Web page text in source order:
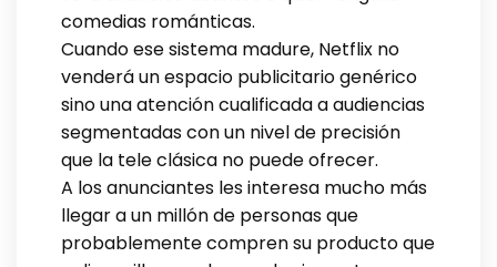
comedias románticas.
Cuando ese sistema madure, Netflix no
venderá un espacio publicitario genérico
sino una atención cualificada a audiencias
segmentadas con un nivel de precisión
que la tele clásica no puede ofrecer.
A los anunciantes les interesa mucho más
llegar a un millón de personas que
probablemente compren su producto que